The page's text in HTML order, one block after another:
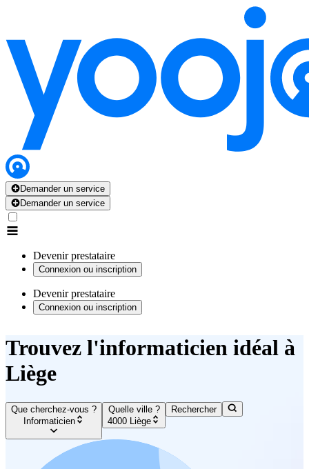
Demander un service
Demander un service
Devenir prestataire
Connexion ou inscription
Devenir prestataire
Connexion ou inscription
Trouvez l'informaticien idéal à
Liège
Que cherchez-vous ?
Informaticien
Quelle ville ?
4000 Liège
Rechercher